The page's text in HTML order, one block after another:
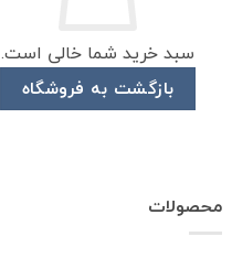
سبد خرید شما خالی است.
بازگشت به فروشگاه
محصولات